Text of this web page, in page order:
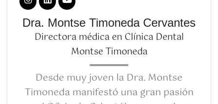
Dra. Montse Timoneda Cervantes
Directora médica en Clínica Dental
Montse Timoneda
Desde muy joven la Dra. Montse
Timoneda manifestó una gran pasión